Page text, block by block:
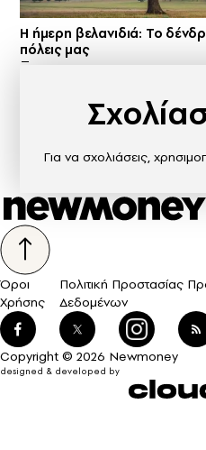
Η ήμερη βελανιδιά: Το
πόλεις μας
Για να σχολιάσεις,
Όροι
Χρήσης
Πολιτική Προστασίας
Δεδομένων
Copyright © 2026 Newmoney
designed & developed by